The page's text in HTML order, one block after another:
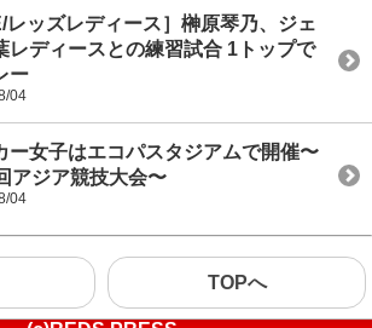
レッズレディース］榊原琴乃、ジェ
レディースとの練習試合 1トップで
ー
04
ー女子はエコパスタジアムで開催〜
アジア競技大会〜
04
TOPへ